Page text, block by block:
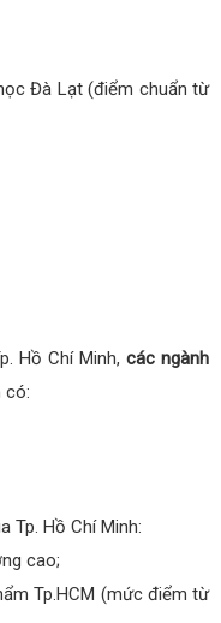
Đà Lạt (điểm chuẩn từ
Hồ Chí Minh, các ngành
có:
Tp. Hồ Chí Minh:
cao;
Tp.HCM (mức điểm từ